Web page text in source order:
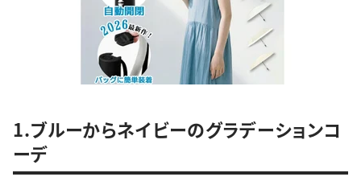
1.ブルーからネイビーのグラデーションコ
ーデ